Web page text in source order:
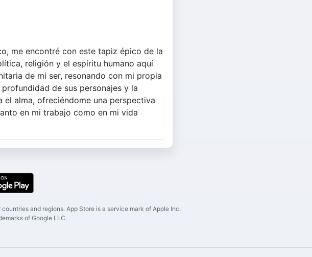
me encontré con este tapiz épico de la
religión y el espíritu humano aquí
de mi ser, resonando con mi propia
de sus personajes y la
alma, ofreciéndome una perspectiva
en mi trabajo como en mi vida
and regions. App Store is a service mark of Apple Inc.
of Google LLC.